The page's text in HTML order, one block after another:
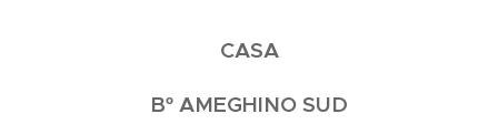
CASA
Bº AMEGHINO SUD